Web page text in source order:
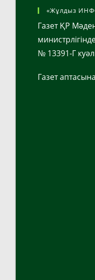
«Жұлдыз
Газет ҚР
№ 13391-Г
Газет